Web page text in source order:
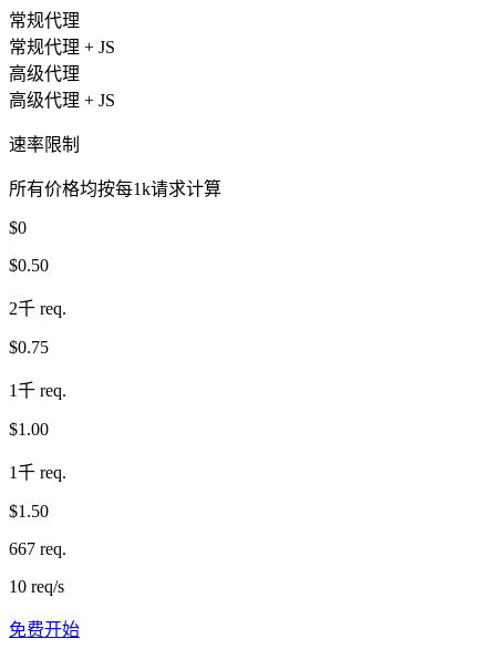
常规代理
常规代理 + JS
高级代理
高级代理 + JS
速率限制
所有价格均按每1k请求计算
$0
$0.50
2千 req.
$0.75
1千 req.
$1.00
1千 req.
$1.50
667 req.
10 req/s
免费开始